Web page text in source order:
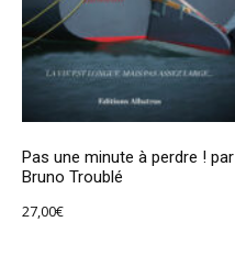
Pas une minute à perdre ! par
Bruno Troublé
27,00€